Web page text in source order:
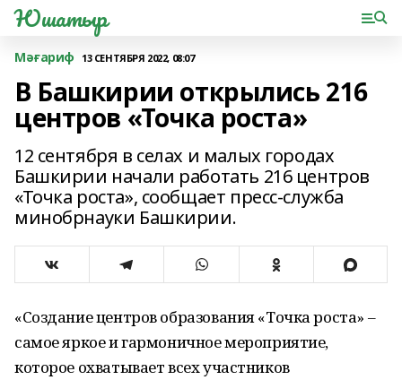
Юшатыр
Мәғариф 13 СЕНТЯБРЯ 2022, 08:07
В Башкирии открылись 216
центров «Точка роста»
12 сентября в селах и малых городах
Башкирии начали работать 216 центров
«Точка роста», сообщает пресс-служба
минобрнауки Башкирии.
«Создание центров образования «Точка роста» –
самое яркое и гармоничное мероприятие,
которое охватывает всех участников